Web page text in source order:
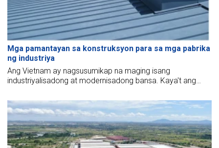
Mga pamantayan sa konstruksyon para sa mga pabrika
ng industriya
Ang Vietnam ay nagsusumikap na maging isang
industriyalisadong at modernisadong bansa. Kaya't ang
mabilis. Gayunpaman, upang perpektong makabuo ng isang
pabrika, mahalaga na matugunan ang